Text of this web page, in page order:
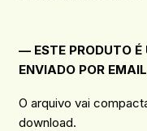
— ESTE PRODUTO É
ENVIADO POR
O arquivo vai
download.